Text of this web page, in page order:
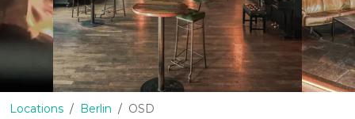
Locations Berlin OSD